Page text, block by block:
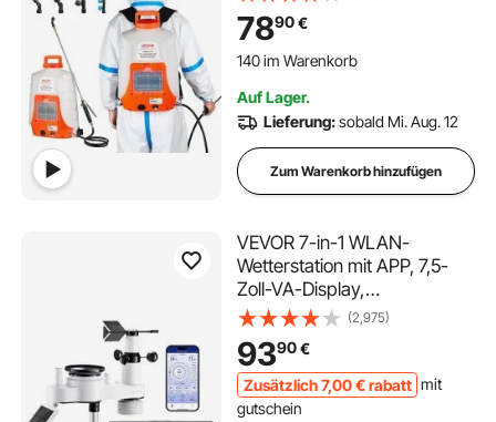
Düngersprüher 4,1L/min
Gartensprüher mit
Schultergurte
Gartenbewässerung
Desinfektion Autowäsche
7890€
140 im Warenkorb
2.6K+ Aufrufe Kürzlich
2.6K+ Aufrufe Kürzlich
Auf Lager.
Lieferung:sobald Mi. Aug. 12
Zum Warenkorb hinzufügen
VEVOR 7-in-1 WLAN-
Wetterstation mit APP, 7,5-
Zoll-VA-Display,
solarbetriebener
Außensensor, Wettercenter
zur Wettervorhersage,
Windgeschwindigkeit,
Temperatur, Luftfeuchtigkeit,
(2,975)
9390€
Zusätzlich7,00 €rabatt mit
gutschein